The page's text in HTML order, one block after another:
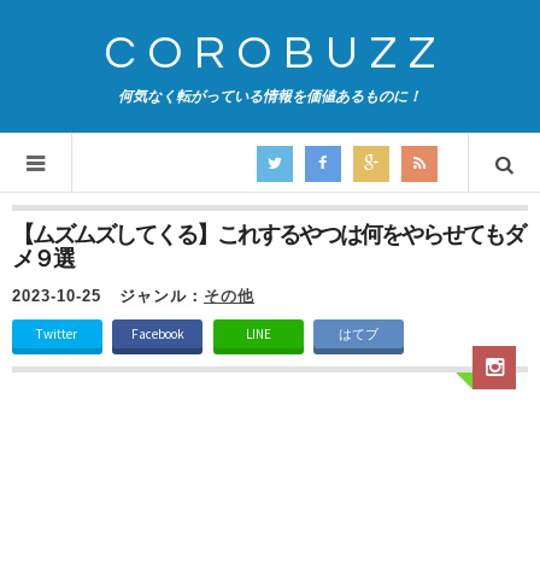
COROBUZZ
何気なく転がっている情報を価値あるものに！
【ムズムズしてくる】これするやつは何をやらせてもダ
メ９選
2023-10-25 ジャンル： その他
Twitter Facebook LINE はてブ